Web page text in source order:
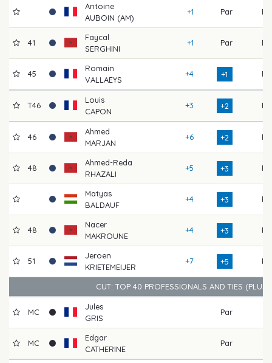
Antoine
AUBOIN (AM)
+1 Par F
41
Faycal
SERGHINI
+1 Par F
45
Romain
VALLAEYS
+4 +1 F
T46
Louis
CAPON
+3 +2 F
46
Ahmed
MARJAN
+6 +2 F
48
Ahmed-Reda
RHAZALI
+5 +3 F
Matyas
BALDAUF
+4 +3 F
48
Nacer
MAKROUNE
+4 +3 F
51
Jeroen
KRIETEMEIJER
+7 +5 F
CUT: TOP 40 PROFESSIONALS AND TIES (PLUS
MC
Jules
GRIS
Par
MC
Edgar
CATHERINE
Par